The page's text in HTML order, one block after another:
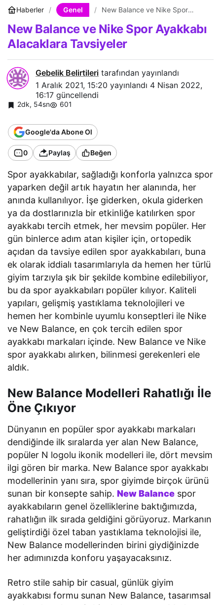
Haberler Genel
New Balance ve Nike Spor
New Balance ve Nike Spor Ayakkabı
Alacaklara Tavsiyeler
Gebelik Belirtileri tarafından yayınlandı
1 Aralık 2021, 15:20 yayınlandı 4 Nisan 2022,
16:17 güncellendi
2dk, 54sn 601
Google'da Abone Ol
0 Paylaş Beğen
Spor ayakkabılar, sağladığı konforla yalnızca spor
yaparken değil artık hayatın her alanında, her
anında kullanılıyor. İşe giderken, okula giderken
ya da dostlarınızla bir etkinliğe katılırken spor
ayakkabı tercih etmek, her mevsim popüler. Her
gün binlerce adım atan kişiler için, ortopedik
açıdan da tavsiye edilen spor ayakkabıları, buna
ek olarak iddialı tasarımlarıyla da hemen her türlü
giyim tarzıyla şık bir şekilde kombine edilebiliyor,
bu da spor ayakkabıları popüler kılıyor. Kaliteli
yapıları, gelişmiş yastıklama teknolojileri ve
hemen her kombinle uyumlu konseptleri ile Nike
ve New Balance, en çok tercih edilen spor
ayakkabı markaları içinde. New Balance ve Nike
spor ayakkabı alırken, bilinmesi gerekenleri ele
aldık.
New Balance Modelleri Rahatlığı İle
Öne Çıkıyor
Dünyanın en popüler spor ayakkabı markaları
dendiğinde ilk sıralarda yer alan New Balance,
popüler N logolu ikonik modelleri ile, dört mevsim
ilgi gören bir marka. New Balance spor ayakkabı
modellerinin yanı sıra, spor giyimde birçok ürünü
sunan bir konsepte sahip.New Balance spor
ayakkabıların genel özelliklerine baktığımızda,
rahatlığın ilk sırada geldiğini görüyoruz. Markanın
geliştirdiği özel taban yastıklama teknolojisi ile,
New Balance modellerinden birini giydiğinizde
her adımınızda konforu yaşayacaksınız.
Retro stile sahip bir casual, günlük giyim
ayakkabısı formu sunan New Balance, tasarımsal